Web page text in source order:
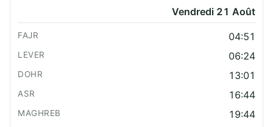
Vendredi 21 Août
04:51
06:24
13:01
16:44
19:44